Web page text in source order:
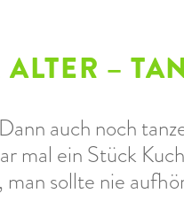
–
auch noch
mal ein Stück
man sollte nie